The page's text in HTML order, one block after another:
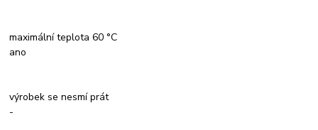
maximální teplota 60 °C
ano
výrobek se nesmí prát
-